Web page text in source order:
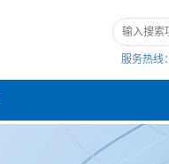
服务热线：